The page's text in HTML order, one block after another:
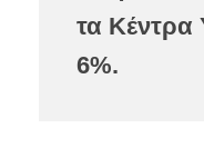
τα Κέντρα
6%.